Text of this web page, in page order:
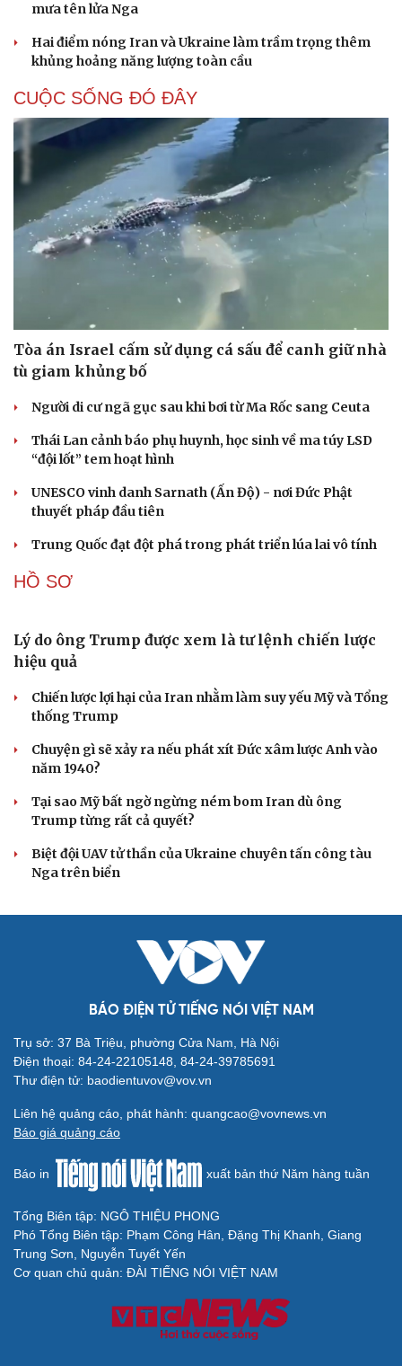
Khủng hoảng tên lửa Patriot đẩy NATO vào thế
lưỡng nan chiến lược
Đột phá hiếm hoi tại Gaza giữa những hoài nghi
Mỹ sẽ có học thuyết hạt nhân mới đối phó với Trung
Quốc và Nga
Lỗ hổng khiến phòng không Ukraine đuối sức trước
mưa tên lửa Nga
Hai điểm nóng Iran và Ukraine làm trầm trọng thêm
khủng hoảng năng lượng toàn cầu
CUỘC SỐNG ĐÓ ĐÂY
Tòa án Israel cấm sử dụng cá sấu để canh giữ nhà
Thái Lan cảnh báo phụ huynh, học sinh về ma túy LSD
“đội lốt” tem hoạt hình
UNESCO vinh danh Sarnath (Ấn Độ) - nơi Đức Phật
thuyết pháp đầu tiên
HỒ SƠ
Lý do ông Trump được xem là tư lệnh chiến lược
hiệu quả
Chuyện gì sẽ xảy ra nếu phát xít Đức xâm lược Anh vào
Trump từng rất cả quyết?
Biệt đội UAV tử thần của Ukraine chuyên tấn công tàu
Nga trên biển
Trụ sở: 37 Bà Triệu, phường Cửa Nam, Hà Nội
Điện thoại: 84-24-22105148, 84-24-39785691
Thư điện tử: baodientuvov@vov.vn
Liên hệ quảng cáo, phát hành: quangcao@vovnews.vn
Báo giá quảng cáo